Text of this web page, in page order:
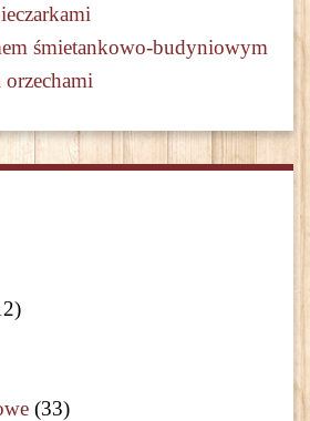
śmietankowo-budyniowym
(33)